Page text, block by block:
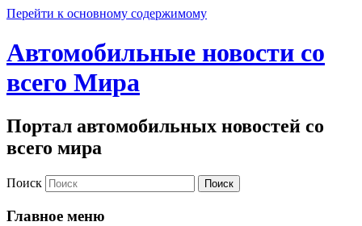
Перейти к основному содержимому
Автомобильные новости со
всего Мира
Портал автомобильных новостей со
всего мира
Поиск
Главное меню